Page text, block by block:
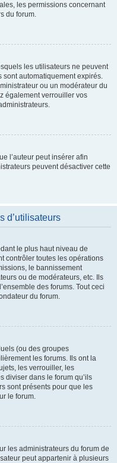
les permissions concernant
du forum.
les utilisateurs ne peuvent
automatiquement expirés.
ou un modérateur du
également verrouiller vos
l’auteur peut insérer afin
peuvent désactiver cette
d’utilisateurs
le plus haut niveau de
contrôler toutes les opérations
le bannissement
ou de modérateurs, etc. Ils
des forums. Tout ceci
du forum.
(ou des groupes
les forums. Ils ont la
les verrouiller, les
diviser dans le forum qu’ils
sont présents pour que les
le forum.
les administrateurs du forum de
peut appartenir à plusieurs